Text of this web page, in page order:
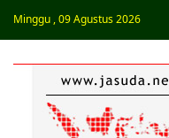
Minggu , 09 Agustus 2026